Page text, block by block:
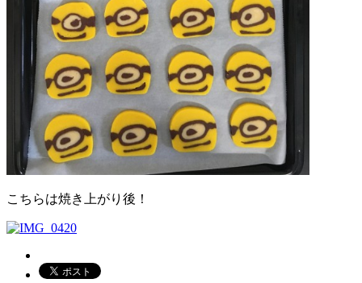
こちらは焼き上がり後！